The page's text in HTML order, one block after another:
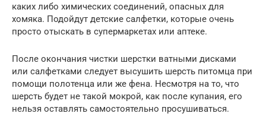
каких либо химических соединений, опасных для
хомяка. Подойдут детские салфетки, которые очень
просто отыскать в супермаркетах или аптеке.
После окончания чистки шерстки ватными дисками
или салфетками следует высушить шерсть питомца при
помощи полотенца или же фена. Несмотря на то, что
шерсть будет не такой мокрой, как после купания, его
нельзя оставлять самостоятельно просушиваться.